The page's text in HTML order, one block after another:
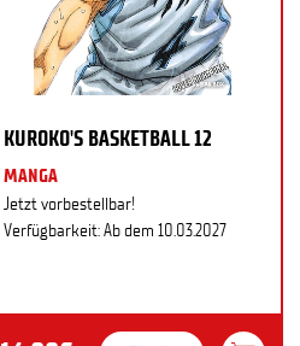
KUROKO'S BASKETBALL 12
MANGA
Jetzt vorbestellbar!
Verfügbarkeit: Ab dem 10.03.2027